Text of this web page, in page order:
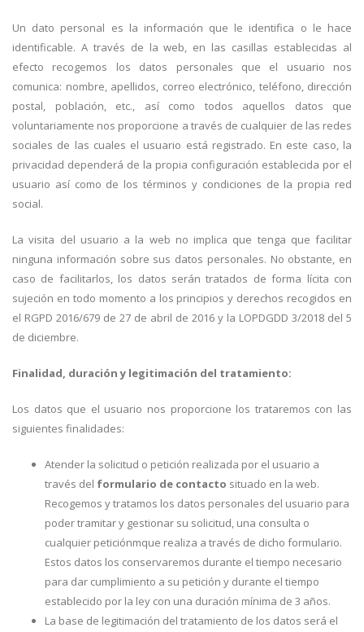
Un dato personal es la información que le identifica o le hace
identificable. A través de la web, en las casillas establecidas al
efecto recogemos los datos personales que el usuario nos
comunica: nombre, apellidos, correo electrónico, teléfono, dirección
postal, población, etc., así como todos aquellos datos que
voluntariamente nos proporcione a través de cualquier de las redes
sociales de las cuales el usuario está registrado. En este caso, la
privacidad dependerá de la propia configuración establecida por el
usuario así como de los términos y condiciones de la propia red
social.
La visita del usuario a la web no implica que tenga que facilitar
ninguna información sobre sus datos personales. No obstante, en
caso de facilitarlos, los datos serán tratados de forma lícita con
sujeción en todo momento a los principios y derechos recogidos en
el RGPD 2016/679 de 27 de abril de 2016 y la LOPDGDD 3/2018 del 5
de diciembre.
Finalidad, duración y legitimación del tratamiento:
Los datos que el usuario nos proporcione los trataremos con las
siguientes finalidades:
Atender la solicitud o petición realizada por el usuario a
través del formulario de contacto situado en la web.
Recogemos y tratamos los datos personales del usuario para
poder tramitar y gestionar su solicitud, una consulta o
cualquier peticiónmque realiza a través de dicho formulario.
Estos datos los conservaremos durante el tiempo necesario
para dar cumplimiento a su petición y durante el tiempo
establecido por la ley con una duración mínima de 3 años.
La base de legitimación del tratamiento de los datos será el